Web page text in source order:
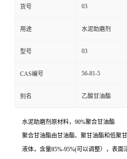
货号 03
用途 水泥助磨剂
型号 03
CAS编号 56-81-5
别名 乙酸甘油酯
水泥助磨剂原材料，90%聚合甘油酯
聚合甘油酯由甘油酯、聚甘油酯和低聚
液体，含量85%-95%(可以调整），表面